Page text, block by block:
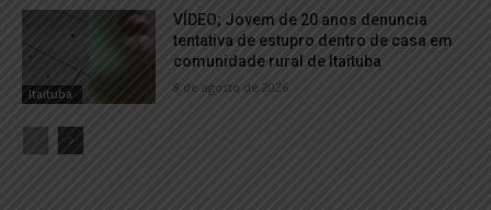
Itaituba
VÍDEO; Jovem de 20 anos denuncia
tentativa de estupro dentro de casa em
comunidade rural de Itaituba
8 de agosto de 2026